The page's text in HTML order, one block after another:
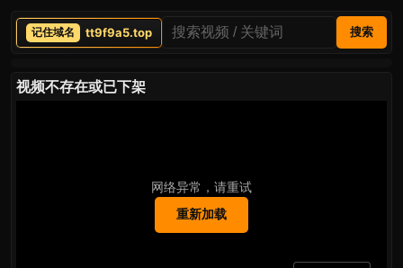
tt9f9a5.top 搜索
视频不存在或已下架
网络异常，请重试
重新加载